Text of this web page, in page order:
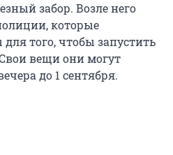
забор. Возле него
которые
того, чтобы запустить
вещи они могут
до 1 сентября.